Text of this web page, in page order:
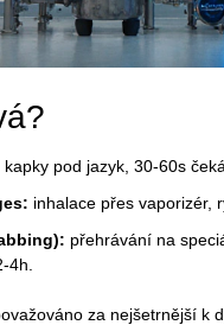
kapky pod jazyk, 30-60s
inhalace přes vaporizér,
přehrávání na
4h.
za nejšetrnější k